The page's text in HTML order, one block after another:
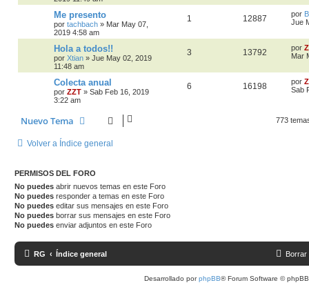
Me presento
por tachbach » Mar May 07,
2019 4:58 am
1 12887 por
Jue
Hola a todos!!
por Xtian » Jue May 02, 2019
11:48 am
3 13792 por
Mar
Colecta anual
por ZZT » Sab Feb 16, 2019
3:22 am
6 16198 por
Sab
Nuevo Tema 773
Volver a Índice general
PERMISOS DEL FORO
No puedes abrir nuevos temas en este Foro
No puedes responder a temas en este Foro
No puedes editar sus mensajes en este Foro
No puedes borrar sus mensajes en este Foro
No puedes enviar adjuntos en este Foro
RG Índice general Borrar
Desarrollado porphpBB® Forum Software ©